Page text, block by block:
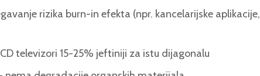
rizika burn-in efekta (npr. kancelarijske aplikacije,
televizori 15-25% jeftiniji za istu dijagonalu